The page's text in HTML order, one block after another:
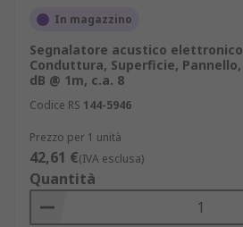
acustico, è fondamentale
tecnici:
tipo di segnale: continuo,
regolabile;
esigenze dell’ambiente;
alimentazione: modelli
diverse tensioni di ingresso;
materiale di costruzione:
In magazzino
Segnalatore acustico elettronico
Conduttura, Superficie, Pannello,
dB @ 1m, c.a. 8
Codice RS 144-5946
Prezzo per 1 unità
42,61 €(IVA esclusa)
Quantità